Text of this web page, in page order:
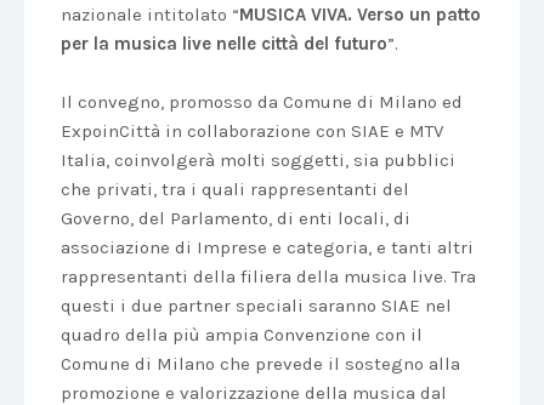
nazionale intitolato “MUSICA VIVA. Verso un patto
per la musica live nelle città del futuro”.
Il convegno, promosso da Comune di Milano ed
ExpoinCittà in collaborazione con SIAE e MTV
Italia, coinvolgerà molti soggetti, sia pubblici
che privati, tra i quali rappresentanti del
Governo, del Parlamento, di enti locali, di
associazione di Imprese e categoria, e tanti altri
rappresentanti della filiera della musica live. Tra
questi i due partner speciali saranno SIAE nel
quadro della più ampia Convenzione con il
Comune di Milano che prevede il sostegno alla
promozione e valorizzazione della musica dal